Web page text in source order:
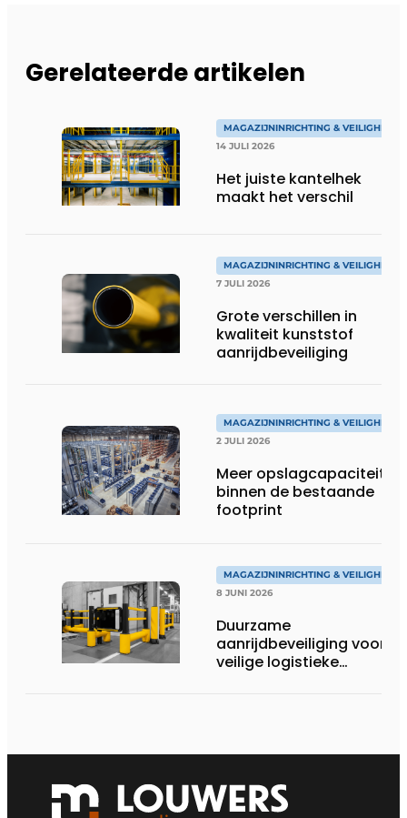
Gerelateerde artikelen
MAGAZIJNINRICHTING & VEILIGHEID
14 JULI 2026
Het juiste kantelhek
maakt het verschil
MAGAZIJNINRICHTING & VEILIGHEID
7 JULI 2026
Grote verschillen in
kwaliteit kunststof
aanrijdbeveiliging
MAGAZIJNINRICHTING & VEILIGHEID
2 JULI 2026
Meer opslagcapaciteit
binnen de bestaande
footprint
MAGAZIJNINRICHTING & VEILIGHEID
8 JUNI 2026
Duurzame
aanrijdbeveiliging voor
veilige logistieke